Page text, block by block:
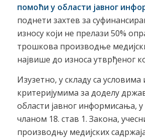
помоћи у области јавног
поднети захтев за
износу који не прелази 50%
трошкова производње
највише до износа утврђеног
Изузетно, у складу са условима
критеријумима за доделу
области јавног информисања, у
чланом 18. став 1. Закона,
производњу медијских